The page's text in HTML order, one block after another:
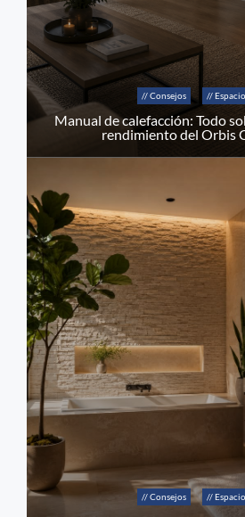
// Consejos //
Manual de calefacción: Todo
rendimiento del Orbis
// Consejos //